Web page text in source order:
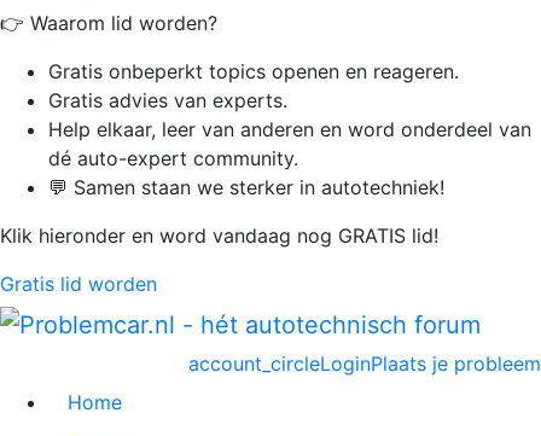
👉 Waarom lid worden?
Gratis onbeperkt topics openen en reageren.
Gratis advies van experts.
Help elkaar, leer van anderen en word onderdeel van
dé auto-expert community.
💬 Samen staan we sterker in autotechniek!
Klik hieronder en word vandaag nog GRATIS lid!
Gratis lid worden
Plaats je probleem
account_circleLogin
Home